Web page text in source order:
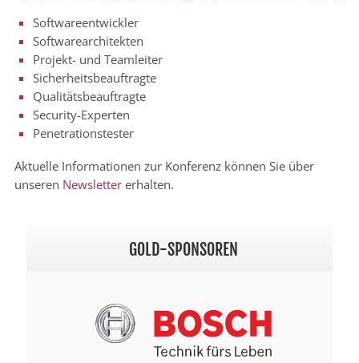
Softwareentwickler
Softwarearchitekten
Projekt- und Teamleiter
Sicherheitsbeauftragte
Qualitätsbeauftragte
Security-Experten
Penetrationstester
Aktuelle Informationen zur Konferenz können Sie über
unseren Newsletter erhalten.
GOLD-SPONSOREN